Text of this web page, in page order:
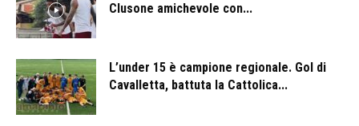
Clusone amichevole con...
L’under 15 è campione regionale. Gol di
Cavalletta, battuta la Cattolica...